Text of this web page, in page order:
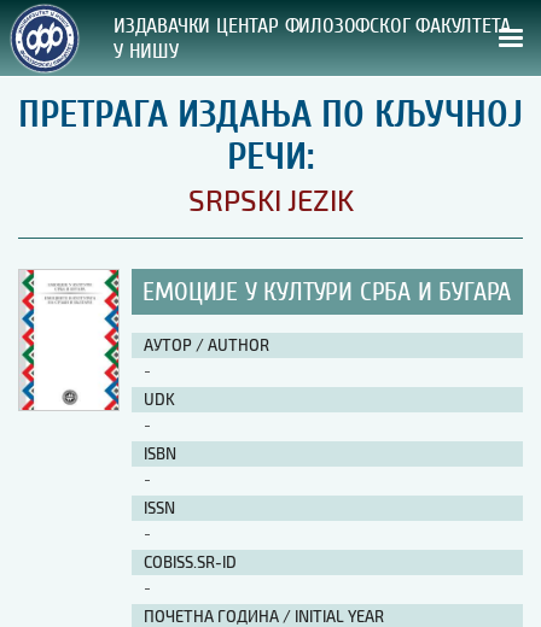
ИЗДАВАЧКИ ЦЕНТАР ФИЛОЗОФСКОГ ФАКУЛТЕТА
У НИШУ
СВА НАША ИЗДАЊА
ВРСТА ИЗДАЊА:
ПРЕГЛЕД
УПУТСТВА
УПУТСТВА
Упутство ауторима
Упутство уредницима
Изјава о ауторству
Изјава о лектури
Изјава о коришћењу ауторског дела
Упутство за бирање лиценце
Уговор са аутором
ПРЕТРАГА ИЗДАЊА ПО КЉУЧНОЈ
РЕЧИ:
SRPSKI JEZIK
ЕМОЦИЈЕ У КУЛТУРИ СРБА И БУГАРА
АУТОР / AUTHOR
-
UDK
-
ISBN
-
ISSN
-
COBISS.SR-ID
-
ПОЧЕТНА ГОДИНА / INITIAL YEAR